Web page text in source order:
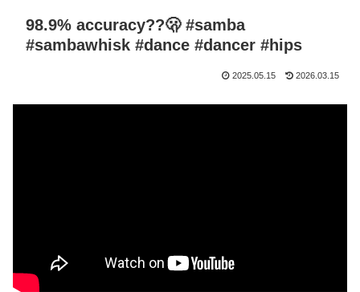
98.9% accuracy??🫢 #samba
#sambawhisk #dance #dancer #hips
2025.05.15 2026.03.15